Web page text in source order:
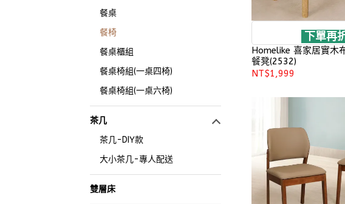
餐桌
餐椅
餐桌櫃組
餐桌椅組(一桌四椅)
餐桌椅組(一桌六椅)
茶几
茶几-DIY款
大小茶几-專人配送
雙層床
下單再
Homelike 喜家居實木
餐凳(2532)
NT$1,999